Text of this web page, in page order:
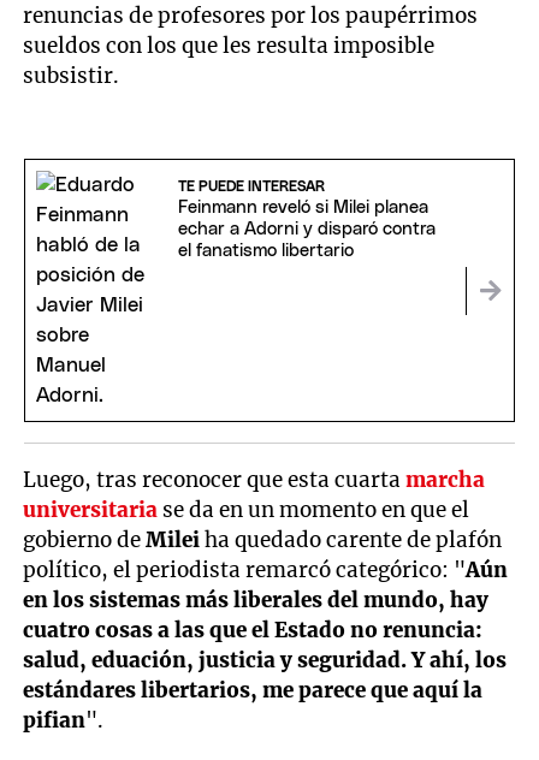
renuncias de profesores por los paupérrimos
sueldos con los que les resulta imposible
subsistir.
TE PUEDE INTERESAR
Feinmann reveló si Milei planea
echar a Adorni y disparó contra
el fanatismo libertario
Luego, tras reconocer que esta cuartamarcha
universitaria se da en un momento en que el
gobierno deMileiha quedado carente de plafón
político, el periodista remarcó categórico: "Aún
en los sistemas más liberales del mundo, hay
cuatro cosas a las que el Estado no renuncia:
salud, eduación, justicia y seguridad. Y ahí, los
estándares libertarios, me parece que aquí la
pifian".